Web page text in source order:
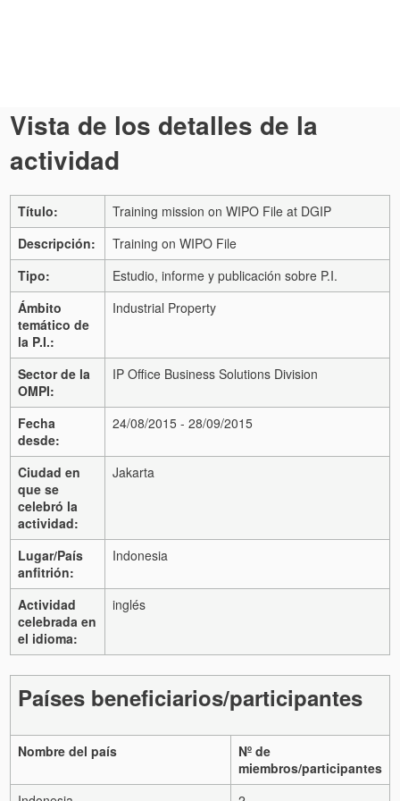
Vista de los detalles de la
actividad
Título:
Training mission on WIPO File at DGIP
Descripción:
Training on WIPO File
Tipo:
Estudio, informe y publicación sobre P.I.
Ámbito
temático de
la P.I.:
Industrial Property
Sector de la
OMPI:
IP Office Business Solutions Division
Fecha
desde:
24/08/2015 - 28/09/2015
Ciudad en
que se
celebró la
actividad:
Jakarta
Lugar/País
anfitrión:
Indonesia
Actividad
celebrada en
el idioma:
inglés
Países beneficiarios/participantes
Nombre del país
Nº de
miembros/participantes